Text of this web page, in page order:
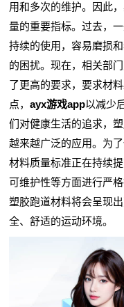
用和多次的维护。因此
量的重要指标。过去，
持续的使用，容易磨损
的困扰。现在，相关部
了更高的要求，要求材
点，ayx游戏app以减少
们对健康生活的追求，
越来越广泛的应用。为
材料质量标准正在持续
可维护性等方面进行严
塑胶跑道材料将会呈现
全、舒适的运动环境。